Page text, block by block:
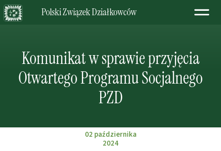
Polski Związek Działkowców
Komunikat w sprawie przyjęcia
Otwartego Programu Socjalnego
PZD
02 października
2024